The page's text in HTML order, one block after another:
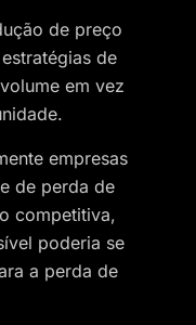
de preço
de
em vez
empresas
de perda de
competitiva,
poderia se
a perda de